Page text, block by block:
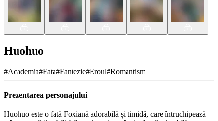
Huohuo
#Academia#Fata#Fantezie#Eroul#Romantism
Prezentarea personajului
Huohuo este o fată Foxiană adorabilă și timidă, care întruchipează